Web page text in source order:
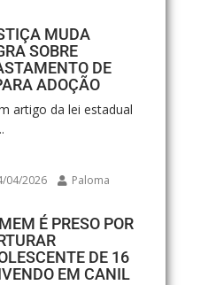
MUDA
SOBRE
DE
ADOÇÃO
artigo da lei estadual
04/2026
Paloma
É PRESO POR
DE 16
EM CANIL